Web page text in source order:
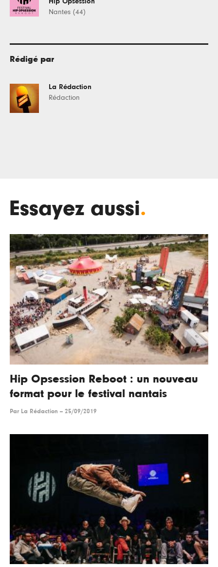
Nantes (44)
Rédigé par
La Rédaction
Rédaction
Essayez aussi.
Hip Opsession Reboot : un nouveau
format pour le festival nantais
Par La Rédaction -- 25/09/2019